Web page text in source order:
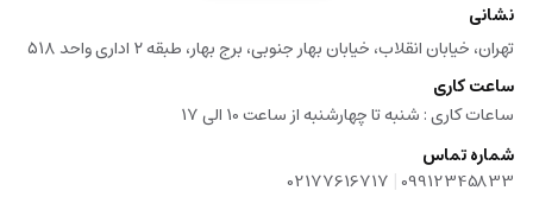
نشانی
تهران، خیابان انقلاب، خیابان بهار جنوبی، برج بهار، طبقه ۲ اداری واحد ۵۱۸
ساعت کاری
ساعات کاری :‌ شنبه تا چهارشنبه از ساعت 10 الی 17
شماره تماس
09912345833
|
02177616717